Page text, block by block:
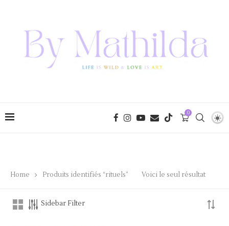
0
Home Produits identifiés “rituels” Voici le seul résultat
Sidebar Filter